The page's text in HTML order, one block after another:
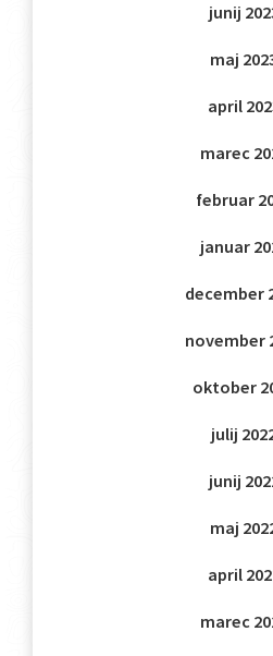
junij
maj
april
marec
februar
januar
december
november
oktober
julij
junij
maj
april
marec